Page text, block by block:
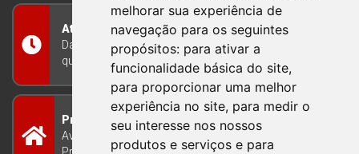
melhorar sua experiência de
navegação para os seguintes
propósitos: para ativar a
funcionalidade básica do site,
para proporcionar uma melhor
experiência no site, para medir o
seu interesse nos nossos
produtos e serviços e para
Atendimento
Das 8h às 12h e das 13h às 17h30, de segunda a
quinta-feira, e nas sextas-feiras das 7h às 13h
Prefeitura Municipal
Avenida Guilherme Winter 65 - Centro Bom